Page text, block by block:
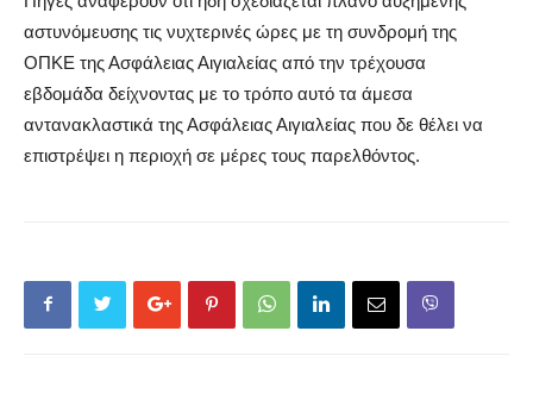
αστυνόμευσης τις νυχτερινές ώρες με τη συνδρομή της
ΟΠΚΕ της Ασφάλειας Αιγιαλείας από την τρέχουσα
εβδομάδα δείχνοντας με το τρόπο αυτό τα άμεσα
αντανακλαστικά της Ασφάλειας Αιγιαλείας που δε θέλει να
επιστρέψει η περιοχή σε μέρες τους παρελθόντος.